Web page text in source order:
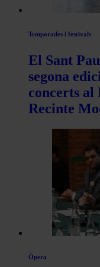
Temporades i festivals
El Sant
segona
concerts al
Recinte
Òpera